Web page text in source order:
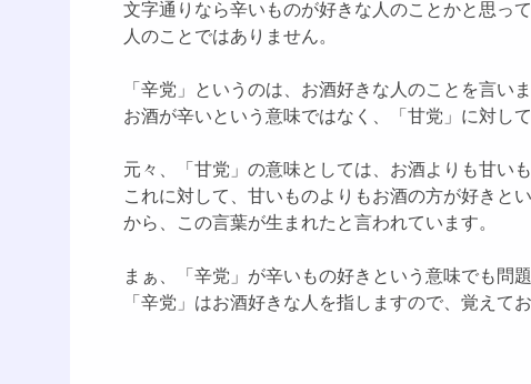
文字通りなら辛いものが好きな人のことかと思っ
人のことではありません。
「辛党」というのは、お酒好きな人のことを言いま
お酒が辛いという意味ではなく、「甘党」に対し
元々、「甘党」の意味としては、お酒よりも甘い
これに対して、甘いものよりもお酒の方が好きと
から、この言葉が生まれたと言われています。
まぁ、「辛党」が辛いもの好きという意味でも問
「辛党」はお酒好きな人を指しますので、覚えて